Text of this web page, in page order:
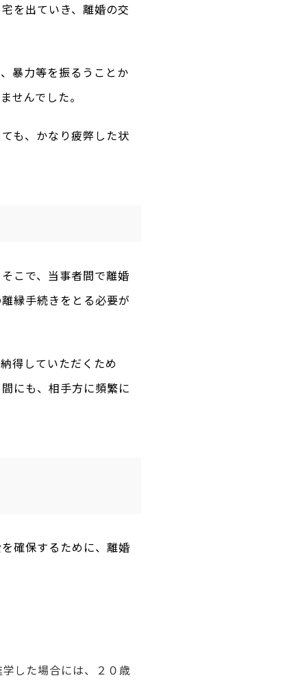
を出ていき、離婚の交
暴力等を振るうことか
せんでした。
も、かなり疲弊した状
こで、当事者間で離婚
縁手続きをとる必要が
得していただくため
にも、相手方に頻繁に
確保するために、離婚
した場合には、２０歳